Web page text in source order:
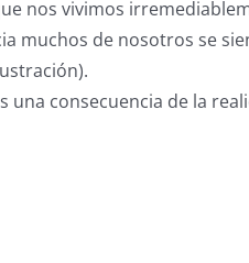
nos vivimos
muchos de nosotros se
una consecuencia de la